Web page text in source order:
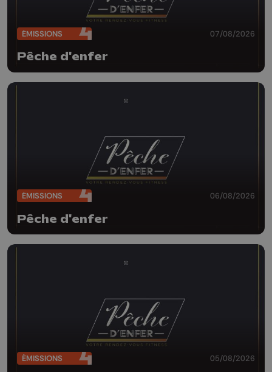
ÉMISSIONS 07/08/2026
Pêche d'enfer
ÉMISSIONS 06/08/2026
Pêche d'enfer
ÉMISSIONS 05/08/2026